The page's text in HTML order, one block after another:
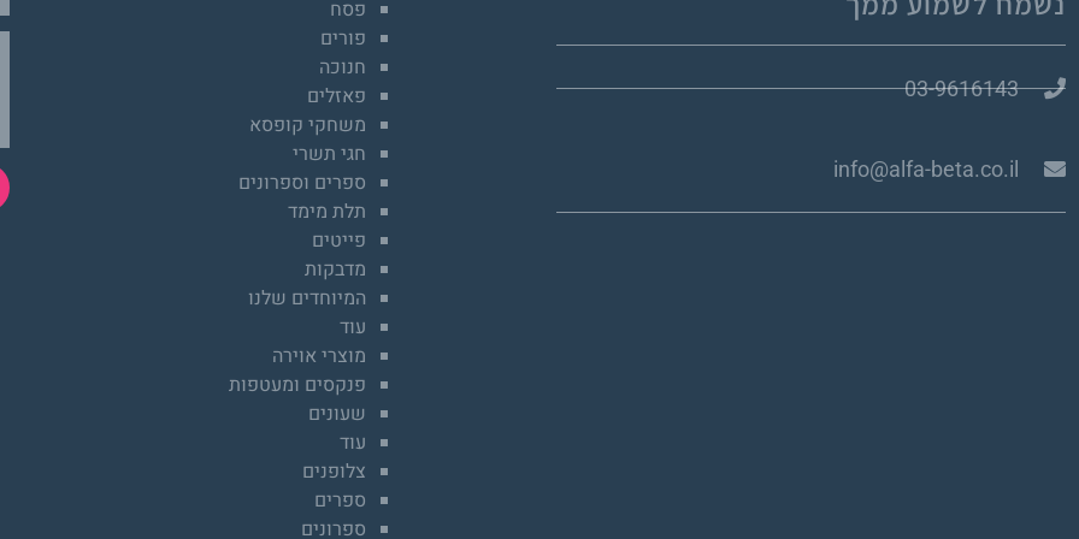
03-9616143
info@alfa-beta.co.il
פסח
פורים
חנוכה
פאזלים
משחקי קופסא
חגי תשרי
ספרים וספרונים
תלת מימד
פייטים
מדבקות
המיוחדים שלנו
עוד
מוצרי אוירה
פנקסים ומעטפות
שעונים
עוד
צלופנים
ספרים
ספרונים